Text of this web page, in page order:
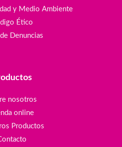
y Medio Ambiente
Ético
Denuncias
nosotros
online
Productos